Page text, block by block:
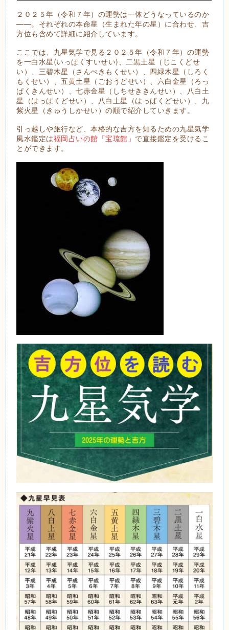
２０２５年（令和７年）の運勢は一体どうなっているのか
――。それぞれの本命星（生まれた年の星）に合わせ、吉
方位も含めて詳細に紹介しています。
ここでは、九星気学で見る２０２５年（令和７年）の運勢
を一白水星(いっぱくすいせい)、二黒土星（じこくどせ
い）、三碧木星（さんぺきもくせい）、四緑木星（しろく
もくせい）、五黄土星（ごおうどせい）、六白金星（ろっ
ぱくきんせい）、七赤金星（しちせききんせい）、八白土
星（はっぱくどせい）、八白土星（はっぱくどせい）、九
紫火星（きゅうしかせい）の順で紹介していきます。
引っ越しや旅行など、本格的な吉方を知るための九星気学
風水鑑定は福岡占いの館「宝琉館」 で直接鑑定を受けるこ
とができます。